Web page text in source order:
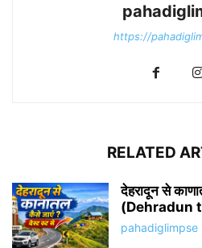
https://
RELATED
देहरादून से
(Dehradun
pahadiglimpse